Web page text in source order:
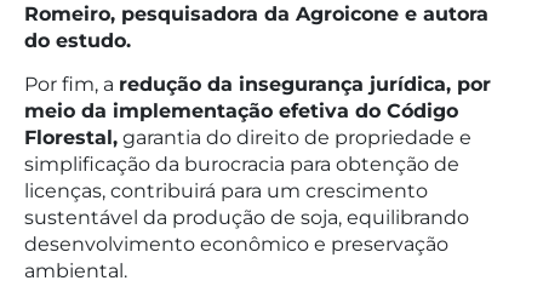
Romeiro, pesquisadora da Agroicone e autora
do estudo.
Por fim, a redução da insegurança jurídica, por
meio da implementação efetiva do Código
Florestal, garantia do direito de propriedade e
simplificação da burocracia para obtenção de
licenças, contribuirá para um crescimento
sustentável da produção de soja, equilibrando
desenvolvimento econômico e preservação
ambiental.